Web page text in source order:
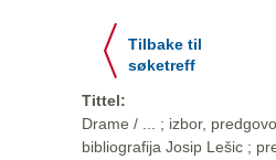
Tilbake til
søketreff
Tittel:
Drame / ... ; izbor,
bibliografija Josip Lešic ;